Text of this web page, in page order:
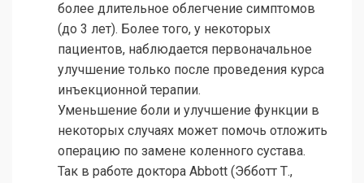
более длительное облегчение симптомов
(до 3 лет). Более того, у некоторых
пациентов, наблюдается первоначальное
улучшение только после проведения курса
инъекционной терапии.
Уменьшение боли и улучшение функции в
некоторых случаях может помочь отложить
операцию по замене коленного сустава.
Так в работе доктора Abbott (Эбботт Т.,